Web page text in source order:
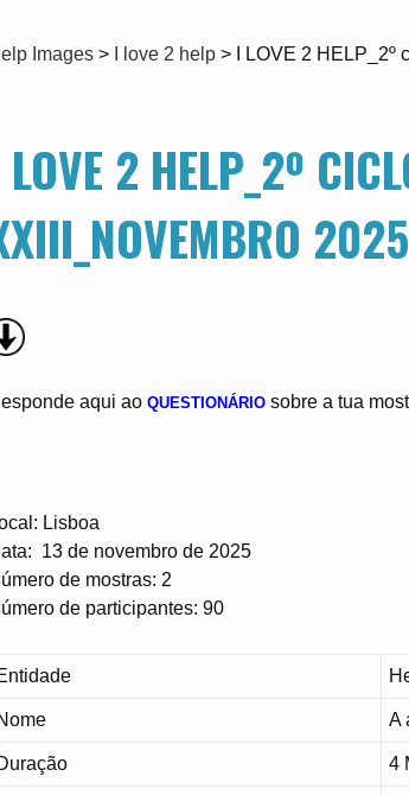
Images> I love 2 help> I LOVE 2
2 HELP_2º
2025
aqui ao QUESTIONÁRIO sobre a tua
Lisboa
13 de novembro de 2025
de mostras: 2
de participantes: 90
A
4